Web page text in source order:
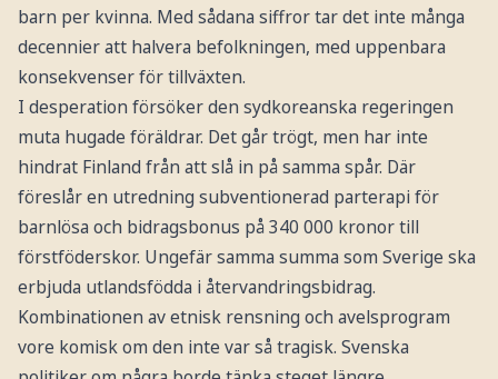
barn per kvinna. Med sådana siffror tar det inte många
decennier att halvera befolkningen, med uppenbara
konsekvenser för tillväxten.
I desperation försöker den sydkoreanska regeringen
muta hugade föräldrar. Det går trögt, men har inte
hindrat Finland från att slå in på samma spår. Där
föreslår en utredning subventionerad parterapi för
barnlösa och bidragsbonus på 340 000 kronor till
förstföderskor. Ungefär samma summa som Sverige ska
erbjuda utlandsfödda i återvandringsbidrag.
Kombinationen av etnisk rensning och avelsprogram
vore komisk om den inte var så tragisk. Svenska